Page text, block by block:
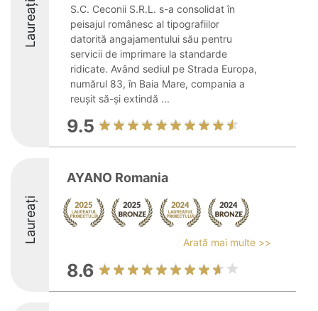
Laureați
S.C. Ceconii S.R.L. s-a consolidat în
peisajul românesc al tipografiilor
datorită angajamentului său pentru
servicii de imprimare la standarde
ridicate. Având sediul pe Strada Europa,
numărul 83, în Baia Mare, compania a
reușit să-și extindă ...
9.5
Laureați
AYANO Romania
Arată mai multe >>
8.6